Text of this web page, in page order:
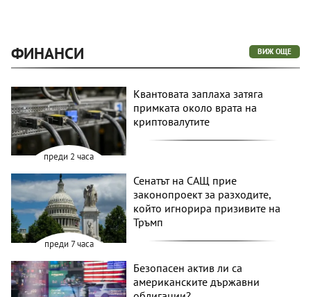
ФИНАНСИ ВИЖ ОЩЕ
преди 2 часа
Квантовата заплаха затяга
примката около врата на
криптовалутите
преди 7 часа
Сенатът на САЩ прие
законопроект за разходите,
който игнорира призивите на
Тръмп
Безопасен актив ли са
американските държавни